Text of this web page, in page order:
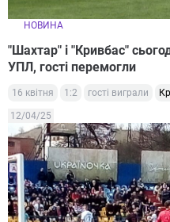
НОВИНА
"Шахтар" і "Кривбас"
УПЛ, гості перемогли
16 квітня 1:2 гості виграли
12/04/25